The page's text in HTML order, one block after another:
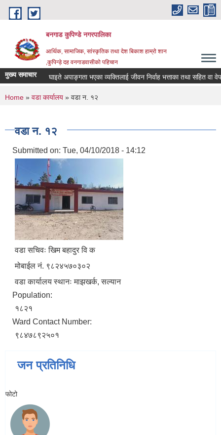
Skip to main content
बनगाड कुपिण्डे नगरपालिका
आर्थिक, सामाजिक, सांस्कृतिक तथा देश बिकाश हाम्रो शान
,कुपिन्ड़े दह वनगाडवासीको पहिचान
मुख्य समाचारघाइते अपाङ्गता भएका व्यक्तिलाई जीवन निर्वाह भत्ताका तथा सहित वा
You are here
Home » वडा कार्यालय » वडा न. १२
वडा न. १२
Submitted on: Tue, 04/10/2018 - 14:12
वडा सचिवः खिम बहादुर वि क
मोबाईल नं. ९८२४५७०३०२
वडा कार्यालय स्थानः माझखर्क, सल्यान
Population:
१८२१
Ward Contact Number:
९८४७८९२५०१
जन प्रतिनिधि
फोटो